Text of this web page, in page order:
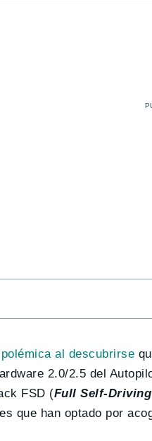
al descubrirse
2.0/2.5 del
FSD (Full Self-Driving
que han optado por